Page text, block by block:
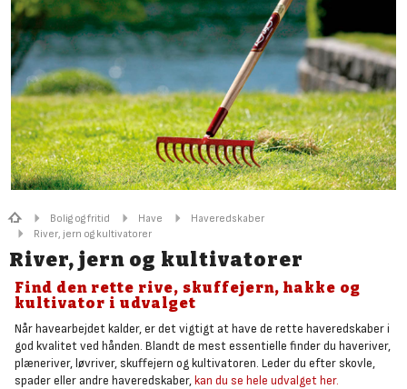
Bolig og fritid Have
Haveredskaber
River, jern og kultivatorer
River, jern og kultivatorer
Find den rette rive, skuffejern, hakke og
kultivator i udvalget
Når havearbejdet kalder, er det vigtigt at have de rette haveredskaber i
god kvalitet ved hånden. Blandt de mest essentielle finder du haveriver,
plæneriver, løvriver, skuffejern og kultivatoren. Leder du efter skovle,
spader eller andre haveredskaber,kan du se hele udvalget her.